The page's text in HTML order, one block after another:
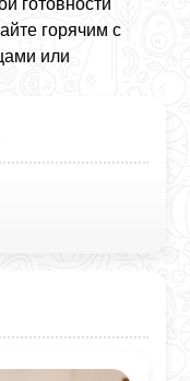
готовности
горячим с
или